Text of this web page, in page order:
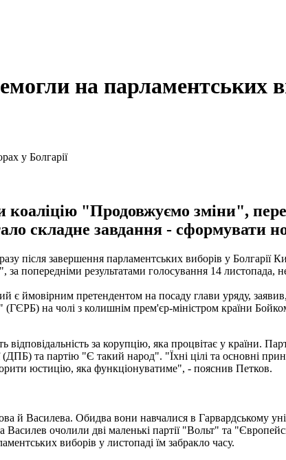
на парламентських
"Продовжуємо зміни",
складне завдання - сформувати
після завершення парламентських виборів у Болгарії
попередніми результатами голосування 14 листопада,
є ймовірним претендентом на посаду глави уряду,
(ГЄРБ) на чолі з колишнім прем'єр-міністром країни
за корупцію, яка процвітає у країни.
та партію "Є такий народ". "Їхні цілі та основні
юстицію, яка функціонуватиме", - пояснив Петков.
й Василева. Обидва вони навчалися в Гарвардському
Василев очолили дві маленькі партії "Вольт" та
виборів у листопаді їм забракло часу.